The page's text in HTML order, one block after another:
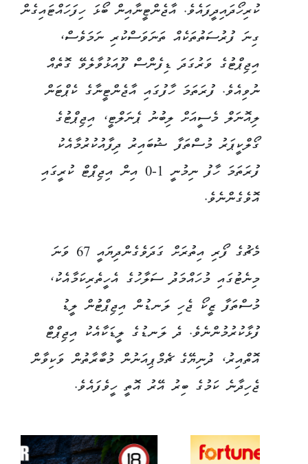
ކުރިހޯދައިދީފައެވެ. އާޖެންޓީނާއިން ބޯޅަ ހިފަހައްޓައިގެން
ގިނަ ފުރުސަތުތަކެއް ތަނަވަސްކުރި ނަމަވެސް،
އިޖިޕްޓުގެ ވަރުގަދަ ޑިފެންސް ފޫއަޅުވާލެވޭ ގޮތެއް
ނުވިއެވެ. ފުރަތަމަ ހާފުގައި އާޖެންޓީނާގެ ކެޕްޓަން
ލިއޮނަލް މެސީއަށް ލިބުނު ޕެނަލްޓީ، އިޖިޕްޓުގެ
ގޯލްކީޕަރު މުސްތަފާ ޝުބައިރު ދިފާއުކުރުމާއެކު
ފުރަތަމަ ހާފު ނިމުނީ 1-0 އިން އިޖިޕްޓް ކުރީގައި
އޮވެގެންނެވެ.
މެޗުގެ ފޯރި އިތުރަށް ގަދަވެގެންދިޔައީ 67 ވަނަ
މިނެޓުގައި މުހައްމަދު ސަލާހުގެ އެހީތެރިކަމާއެކު،
މުސްތަފާ ޒީކޯ ޖެހި ލަނޑުން އިޖިޕްޓުން ލީޑު
ފުޅާކުރުމުންނެވެ. ދެ ލަނޑުގެ ލީޑަކާއެކު އިޖިޕްޓް
އޮތްއިރު، ދުނިޔޭގެ ޗެމްޕިއަނުން މުބާރާތުން ވަކިވާން
ޖެހިދާނެ ކަމުގެ ބިރު އޭރު އޮތީ ހީވެފައެވެ.